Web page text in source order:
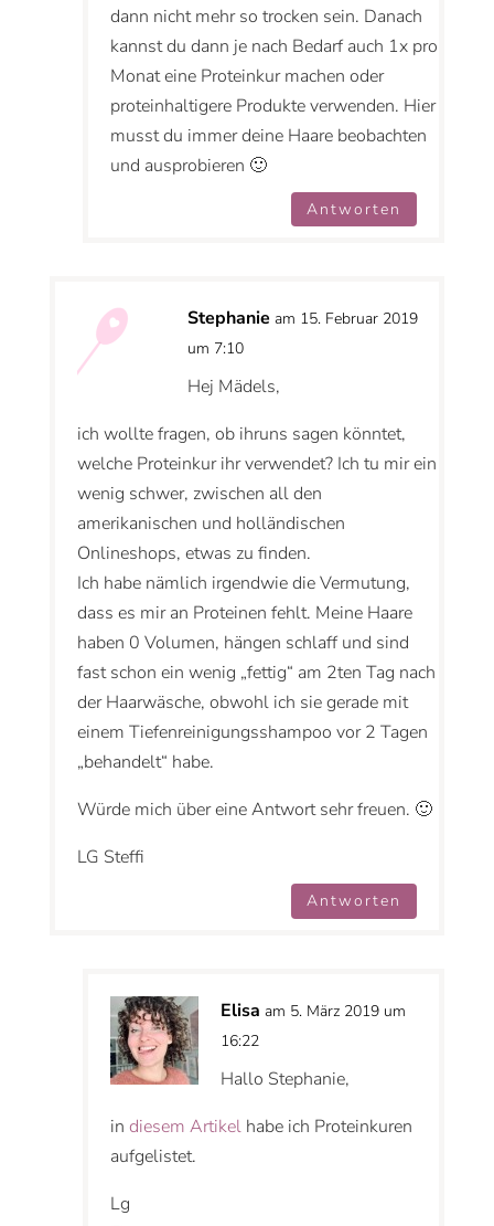
dann nicht mehr so trocken sein. Danach
kannst du dann je nach Bedarf auch 1x pro
Monat eine Proteinkur machen oder
proteinhaltigere Produkte verwenden. Hier
musst du immer deine Haare beobachten
und ausprobieren 🙂
Antworten
Stephanie am 15. Februar 2019
um 7:10
Hej Mädels,
ich wollte fragen, ob ihruns sagen könntet,
welche Proteinkur ihr verwendet? Ich tu mir ein
wenig schwer, zwischen all den
amerikanischen und holländischen
Onlineshops, etwas zu finden.
Ich habe nämlich irgendwie die Vermutung,
dass es mir an Proteinen fehlt. Meine Haare
haben 0 Volumen, hängen schlaff und sind
fast schon ein wenig „fettig“ am 2ten Tag nach
der Haarwäsche, obwohl ich sie gerade mit
einem Tiefenreinigungsshampoo vor 2 Tagen
„behandelt“ habe.
Würde mich über eine Antwort sehr freuen. 🙂
LG Steffi
Antworten
Elisa am 5. März 2019 um
16:22
Hallo Stephanie,
in diesem Artikelhabe ich Proteinkuren
aufgelistet.
Lg